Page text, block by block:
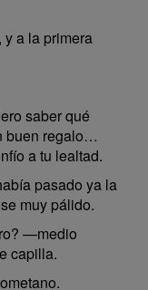
a la primera
saber qué
buen regalo…
a tu lealtad.
pasado ya la
muy pálido.
—medio
capilla.